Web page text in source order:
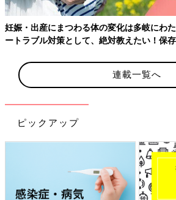
なケースは、雑然としがちな冷蔵庫内を
役立ちなアイテムですね。mihiroさんは2
の保管に活用しているそうですよ。
マネしたい！みんな
「シンデレラフィッ
ピッタリ収納が叶うこ
をご紹介します。
冷蔵庫収納に役立つセリアのおすすめア
た。賞味期限や消費期限などをきちんと
庫は、常に庫内を整えておきたいですよ
ラアイテムで、スッキリ冷蔵庫を実現させ
妊娠・出産にまつわる体の変化は多岐にわ
ートラブル対策として、絶対教えたい！保
連載一覧へ
ピックアップ